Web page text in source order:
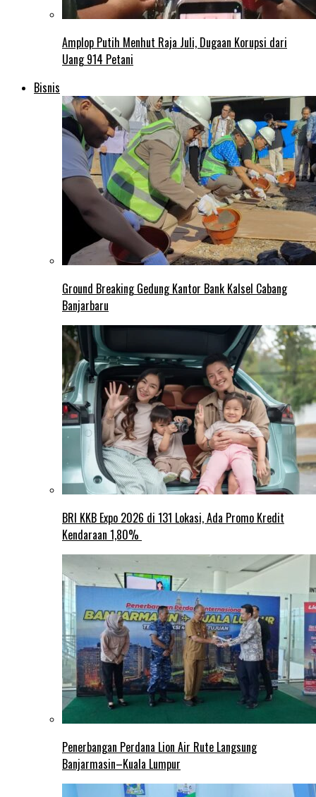
Amplop Putih Menhut Raja Juli, Dugaan Korupsi dari
Uang 914 Petani
Bisnis
Ground Breaking Gedung Kantor Bank Kalsel Cabang
Banjarbaru
BRI KKB Expo 2026 di 131 Lokasi, Ada Promo Kredit
Kendaraan 1,80%
Penerbangan Perdana Lion Air Rute Langsung
Banjarmasin–Kuala Lumpur